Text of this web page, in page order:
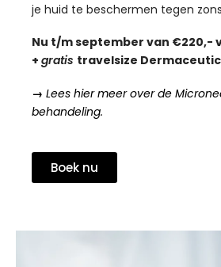
je huid te beschermen tegen
Nu t/m september van €220,-
+ gratis travelsize
→ Lees hier meer over de
behandeling.
Boek nu